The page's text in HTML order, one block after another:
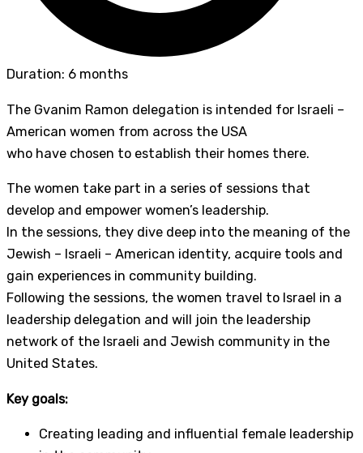
Duration: 6 months
The Gvanim Ramon delegation is intended for Israeli –
American women from across the USA
who have chosen to establish their homes there.
The women take part in a series of sessions that
develop and empower women’s leadership.
In the sessions, they dive deep into the meaning of the
Jewish – Israeli – American identity, acquire tools and
gain experiences in community building.
Following the sessions, the women travel to Israel in a
leadership delegation and will join the leadership
network of the Israeli and Jewish community in the
United States.
Key goals:
Creating leading and influential female leadership